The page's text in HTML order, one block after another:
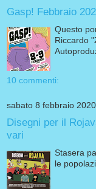
Gasp! Febbraio
Questo
Riccardo
10 commenti:
sabato 8 febbraio 2020
Disegni per il
vari
Stasera
le